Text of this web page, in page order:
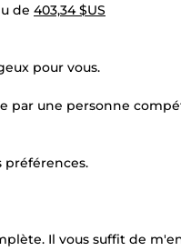
de 403,34 $US
pour vous.
par une personne
préférences.
Il vous suffit de